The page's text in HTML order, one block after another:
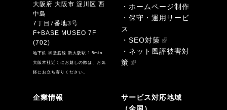
大阪府 大阪市 淀川区 西
中島
7丁目7番地3号
F+BASE MUSEO 7F
(702)
地下鉄 御堂筋線 新大阪駅 1.5min
大阪本社近くにお越しの際は、お気
軽にお立ち寄りください。
・ホームページ制作
・保守・運用サービ
ス
・SEO対策
・ネット風評被害対
策
企業情報
サービス対応地域